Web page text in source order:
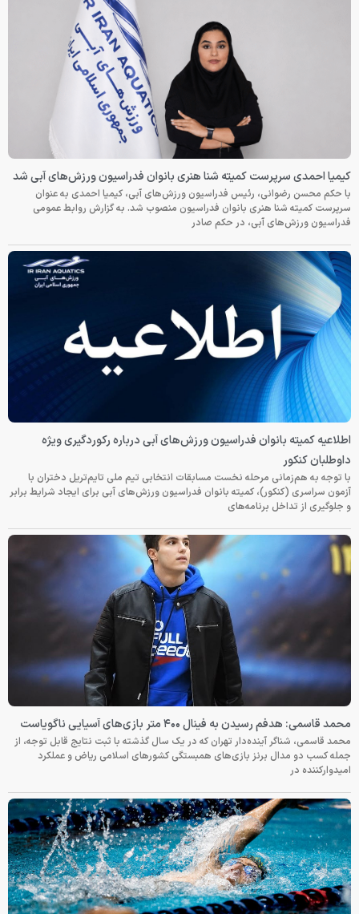
کیمیا احمدی سرپرست کمیته شنا هنری بانوان فدراسیون ورزش‌های آبی شد
با حکم محسن رضوانی، رئیس فدراسیون ورزش‌های آبی، کیمیا احمدی به عنوان
سرپرست کمیته شنا هنری بانوان فدراسیون منصوب شد. به گزارش روابط عمومی
فدراسیون ورزش‌های آبی، در حکم صادر
اطلاعیه کمیته بانوان فدراسیون ورزش‌های آبی درباره رکوردگیری ویژه
داوطلبان کنکور
با توجه به هم‌زمانی مرحله نخست مسابقات انتخابی تیم ملی تایم‌تریل دختران با
آزمون سراسری (کنکور)، کمیته بانوان فدراسیون ورزش‌های آبی برای ایجاد شرایط برابر
و جلوگیری از تداخل برنامه‌های
محمد قاسمی: هدفم رسیدن به فینال ۴۰۰ متر بازی‌های آسیایی ناگویاست
محمد قاسمی، شناگر آینده‌دار تهران که در یک سال گذشته با ثبت نتایج قابل توجه، از
جمله کسب دو مدال برنز بازی‌های همبستگی کشورهای اسلامی ریاض و عملکرد
امیدوارکننده در